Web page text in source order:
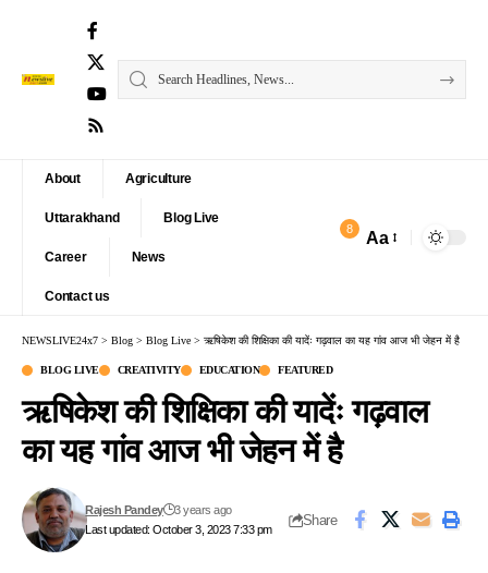
About Agriculture
Uttarakhand Blog Live
Career News
Contact us
8 Aa
NEWSLIVE24x7 > Blog > Blog Live > ऋषिकेश की शिक्षिका की यादेंः गढ़वाल का यह गांव आज भी जेहन में है
BLOG LIVE CREATIVITY EDUCATION FEATURED
ऋषिकेश की शिक्षिका की यादेंः गढ़वाल
का यह गांव आज भी जेहन में है
Last updated: October 3, 2023 7:33 pm
Rajesh Pandey 3 years ago
Share